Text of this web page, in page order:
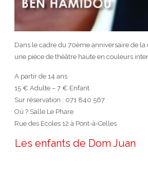
Dans le cadre du 70ème anniversaire de
une pièce de théâtre haute en couleurs
A partir de 14 ans
15 € Adulte – 7 € Enfant
Sur réservation : 071 840 567
Où ? Salle Le Phare
Rue des Ecoles 12 à Pont-à-Celles
Les enfants de Dom Juan